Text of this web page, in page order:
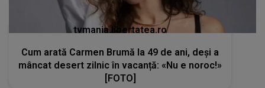
tvmania.libertatea.ro
Cum arată Carmen Brumă la 49 de ani, deși a
mâncat desert zilnic în vacanță: «Nu e noroc!»
[FOTO]